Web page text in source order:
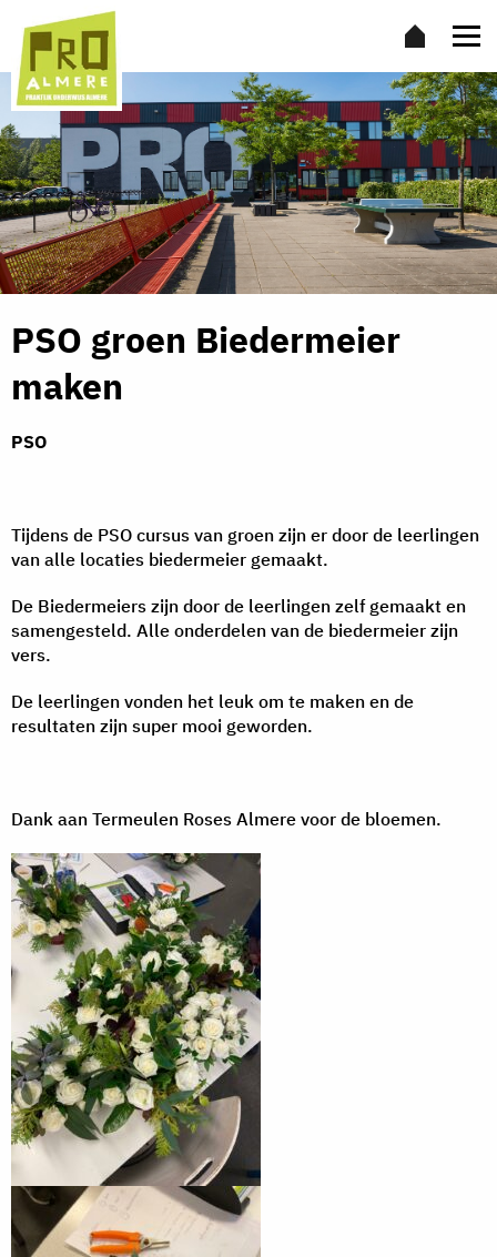
PSO groen Biedermeier
maken
PSO
Tijdens de PSO cursus van groen zijn er door de leerlingen
van alle locaties biedermeier gemaakt.
De Biedermeiers zijn door de leerlingen zelf gemaakt en
samengesteld. Alle onderdelen van de biedermeier zijn
vers.
De leerlingen vonden het leuk om te maken en de
resultaten zijn super mooi geworden.
Dank aan Termeulen Roses Almere voor de bloemen.